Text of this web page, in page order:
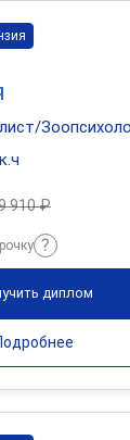
910 ₽
диплом